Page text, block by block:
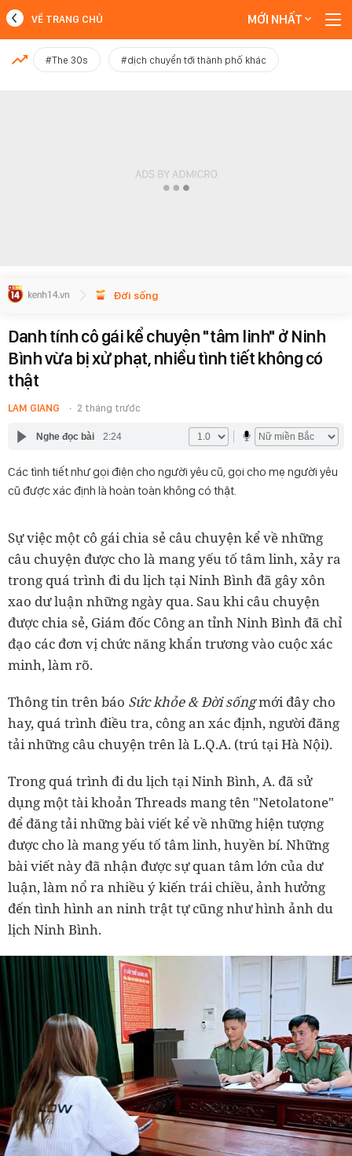
MỚI NHẤT
VỀ TRANG CHỦ MỚI NHẤT
#The 30s #dịch chuyển tới thành phố khác
Đời sống
Danh tính cô gái kể chuyện "tâm linh" ở Ninh
Bình vừa bị xử phạt, nhiều tình tiết không có
thật
LAM GIANG 2 tháng trước
Nghe đọc bài 2:24
Các tình tiết như gọi điện cho người yêu cũ, gọi cho mẹ người yêu
cũ được xác định là hoàn toàn không có thật.
Sự việc một cô gái chia sẻ câu chuyện kể về những
câu chuyện được cho là mang yếu tố tâm linh, xảy ra
trong quá trình đi du lịch tại Ninh Bình đã gây xôn
xao dư luận những ngày qua. Sau khi câu chuyện
được chia sẻ, Giám đốc Công an tỉnh Ninh Bình đã chỉ
đạo các đơn vị chức năng khẩn trương vào cuộc xác
minh, làm rõ.
Thông tin trên báo Sức khỏe & Đời sốngmới đây cho
hay, quá trình điều tra, công an xác định, người đăng
tải những câu chuyện trên là L.Q.A. (trú tại Hà Nội).
Trong quá trình đi du lịch tại Ninh Bình, A. đã sử
dụng một tài khoản Threads mang tên "Netolatone"
để đăng tải những bài viết kể về những hiện tượng
được cho là mang yếu tố tâm linh, huyền bí. Những
bài viết này đã nhận được sự quan tâm lớn của dư
luận, làm nổ ra nhiều ý kiến trái chiều, ảnh hưởng
đến tình hình an ninh trật tự cũng như hình ảnh du
lịch Ninh Bình.